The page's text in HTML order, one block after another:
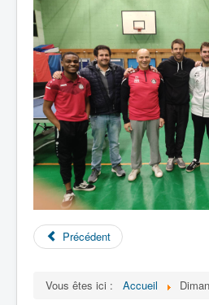
Evènements
Archives
Précédent
Vous êtes ici : Accueil